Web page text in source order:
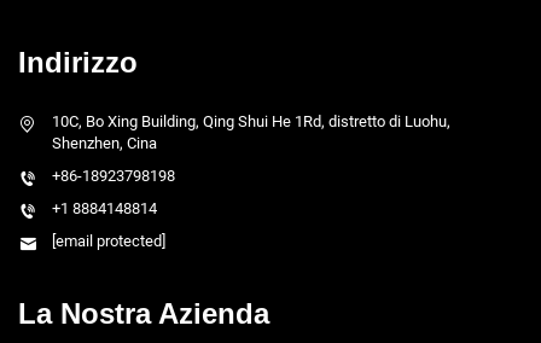
Indirizzo
10C, Bo Xing Building, Qing Shui He 1Rd, distretto di Luohu,
Shenzhen, Cina
+86-18923798198
+1 8884148814
[email protected]
La Nostra Azienda